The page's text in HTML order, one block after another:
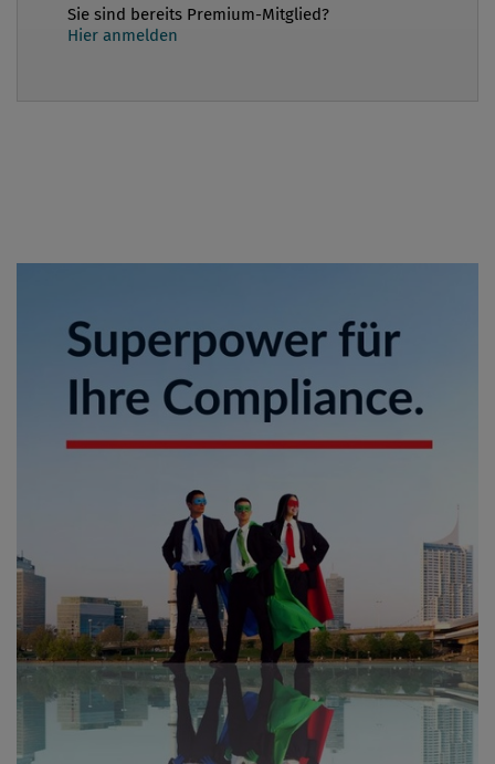
Sie sind bereits Premium-Mitglied?
Hier anmelden